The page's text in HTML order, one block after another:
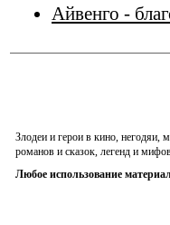
Айвенго -
Злодеи и герои в кино, негодяи,
романов и сказок, легенд и
Любое использование